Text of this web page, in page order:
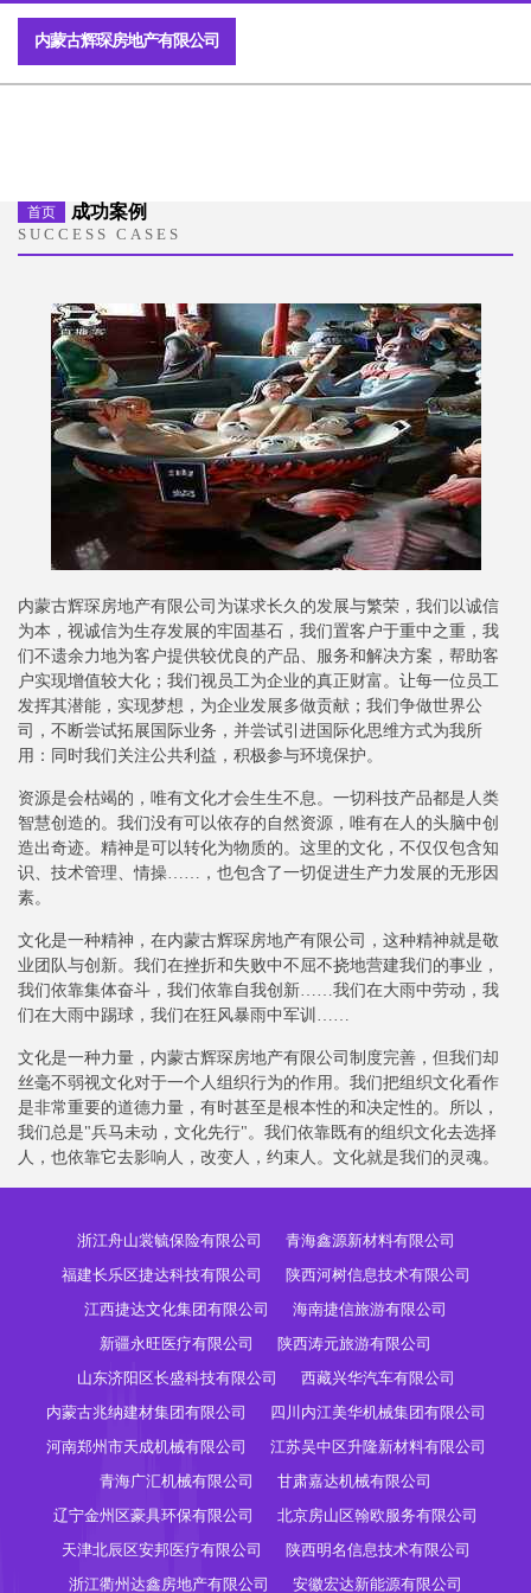
内蒙古辉琛房地产有限公司
首页 成功案例
SUCCESS CASES
内蒙古辉琛房地产有限公司为谋求长久的发展与繁荣，我们以诚信
为本，视诚信为生存发展的牢固基石，我们置客户于重中之重，我
们不遗余力地为客户提供较优良的产品、服务和解决方案，帮助客
户实现增值较大化；我们视员工为企业的真正财富。让每一位员工
发挥其潜能，实现梦想，为企业发展多做贡献；我们争做世界公
司，不断尝试拓展国际业务，并尝试引进国际化思维方式为我所
用：同时我们关注公共利益，积极参与环境保护。
资源是会枯竭的，唯有文化才会生生不息。一切科技产品都是人类
智慧创造的。我们没有可以依存的自然资源，唯有在人的头脑中创
造出奇迹。精神是可以转化为物质的。这里的文化，不仅仅包含知
识、技术管理、情操……，也包含了一切促进生产力发展的无形因
素。
文化是一种精神，在内蒙古辉琛房地产有限公司，这种精神就是敬
业团队与创新。我们在挫折和失败中不屈不挠地营建我们的事业，
我们依靠集体奋斗，我们依靠自我创新……我们在大雨中劳动，我
们在大雨中踢球，我们在狂风暴雨中军训……
文化是一种力量，内蒙古辉琛房地产有限公司制度完善，但我们却
丝毫不弱视文化对于一个人组织行为的作用。我们把组织文化看作
是非常重要的道德力量，有时甚至是根本性的和决定性的。所以，
我们总是"兵马未动，文化先行"。我们依靠既有的组织文化去选择
人，也依靠它去影响人，改变人，约束人。文化就是我们的灵魂。
浙江舟山裳毓保险有限公司
青海鑫源新材料有限公司
福建长乐区捷达科技有限公司
陕西河树信息技术有限公司
江西捷达文化集团有限公司
海南捷信旅游有限公司
新疆永旺医疗有限公司
陕西涛元旅游有限公司
山东济阳区长盛科技有限公司
西藏兴华汽车有限公司
内蒙古兆纳建材集团有限公司
四川内江美华机械集团有限公司
河南郑州市天成机械有限公司
江苏吴中区升隆新材料有限公司
青海广汇机械有限公司
甘肃嘉达机械有限公司
辽宁金州区豪具环保有限公司
北京房山区翰欧服务有限公司
天津北辰区安邦医疗有限公司
陕西明名信息技术有限公司
浙江衢州达鑫房地产有限公司
安徽宏达新能源有限公司